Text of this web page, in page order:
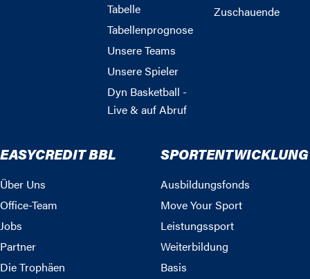
Tabelle
Tabellenprognose
Unsere Teams
Unsere Spieler
Dyn Basketball -
Live & auf Abruf
Zuschauende
EASYCREDIT BBL
Über Uns
Office-Team
Jobs
Partner
Die Trophäen
SPORTENTWICKLUNG
Ausbildungsfonds
Move Your Sport
Leistungssport
Weiterbildung
Basis